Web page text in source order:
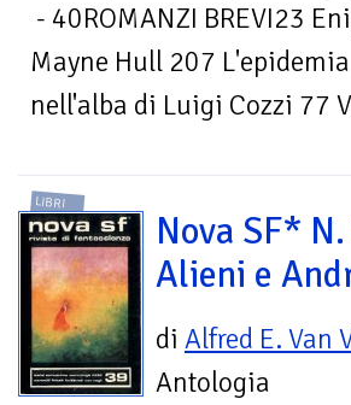
- 40ROMANZI BREVI23
Mayne Hull 207
nell'alba di Luigi Cozzi 77
LIBRI
Nova SF*
Alieni e
di Alfred E. Van
Antologia